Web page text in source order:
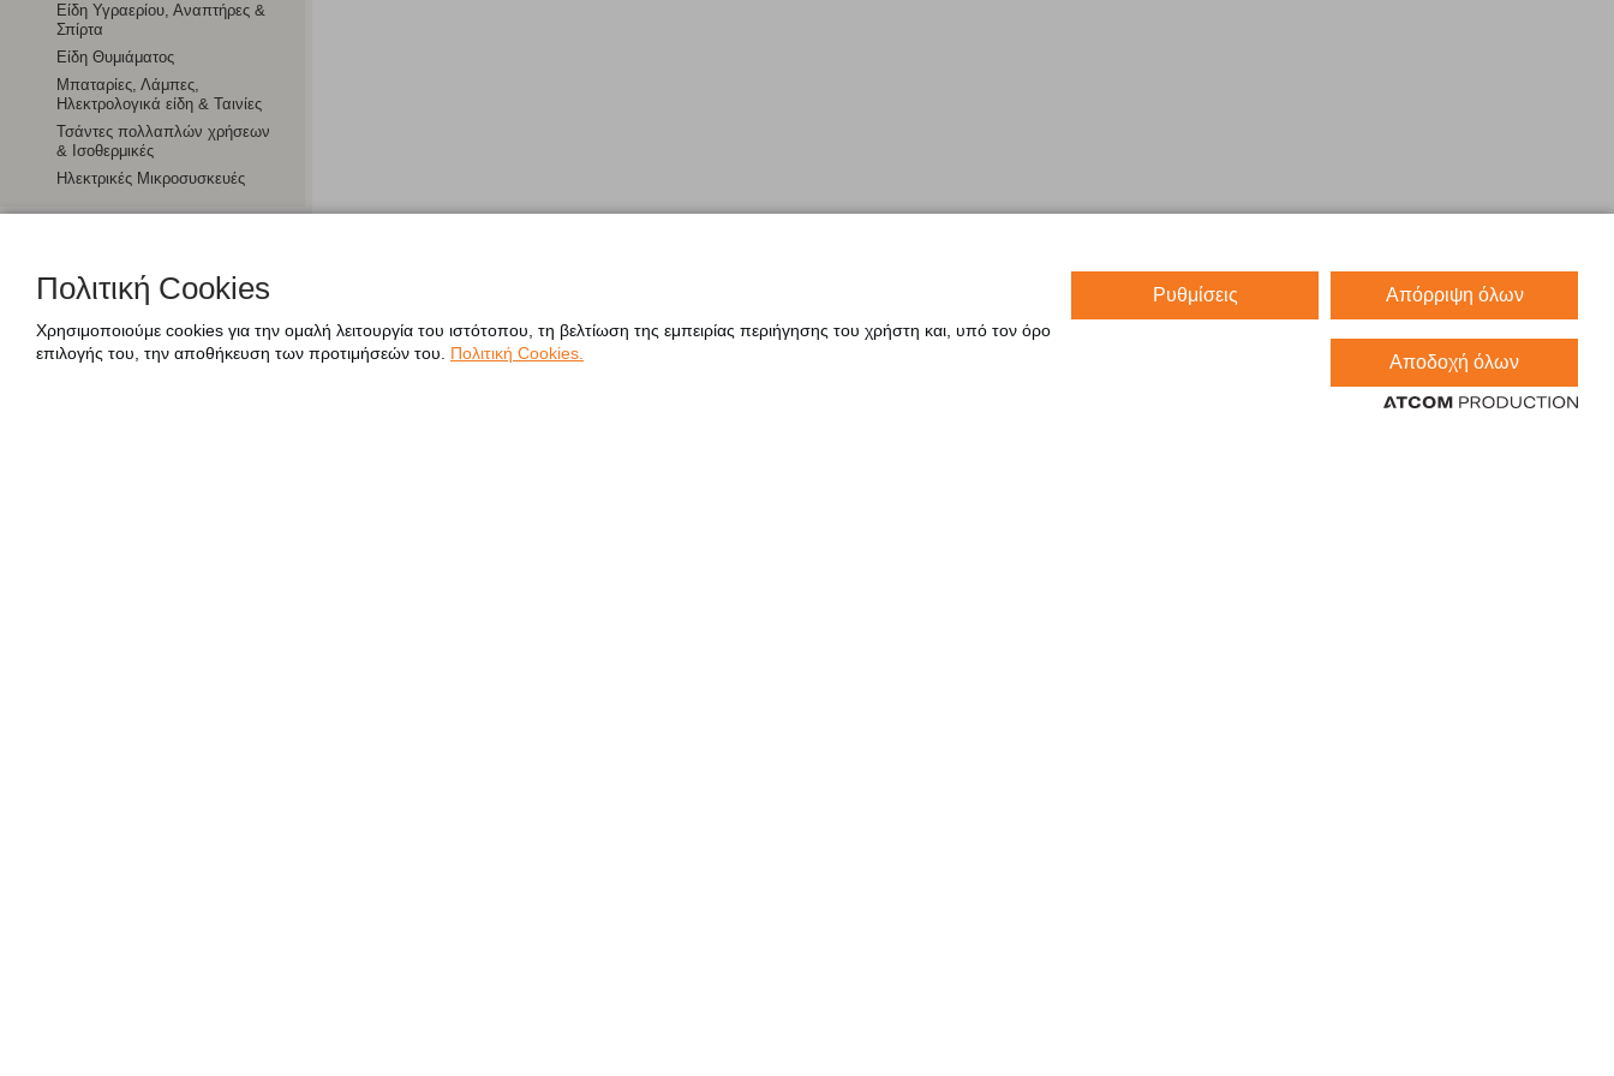
Είδη Υγραερίου, Αναπτήρες &
Σπίρτα
Είδη Θυμιάματος
Μπαταρίες, Λάμπες,
Ηλεκτρολογικά είδη & Ταινίες
Τσάντες πολλαπλών χρήσεων
& Ισοθερμικές
Ηλεκτρικές Μικροσυσκευές
Πολιτική Cookies
Χρησιμοποιούμε cookies για την ομαλή λειτουργία του ιστότοπου, τη βελτίωση της εμπειρίας περιήγησης του χρήστη και, υπό τον όρο
επιλογής του, την αποθήκευση των προτιμήσεών του.
Πολιτική Cookies.
Ρυθμίσεις Απόρριψη όλων
Αποδοχή όλων